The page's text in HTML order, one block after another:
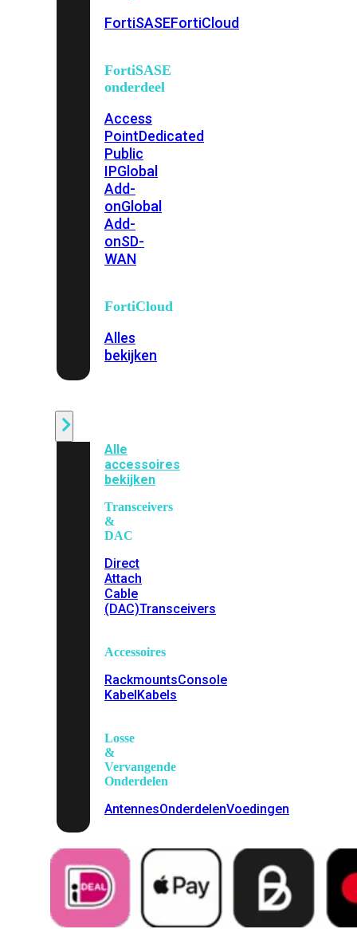
FortiSASEFortiCloud
FortiSASE
onderdeel
Access
PointDedicated
Public
IPGlobal
Add-
onGlobal
Add-
onSD-
WAN
FortiCloud
Alles
bekijken
Alle
accessoires
bekijken
Transceivers
&
DAC
Direct
Attach
Cable
(DAC)Transceivers
Accessoires
RackmountsConsole
KabelKabels
Losse
&
Vervangende
Onderdelen
AntennesOnderdelenVoedingen